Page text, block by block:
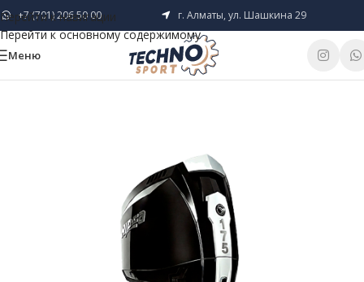
Перейти к навигации
Перейти к основному содержимому
+7 (701) 206 50 00 г. Алматы, ул. Шашкина 29
Меню